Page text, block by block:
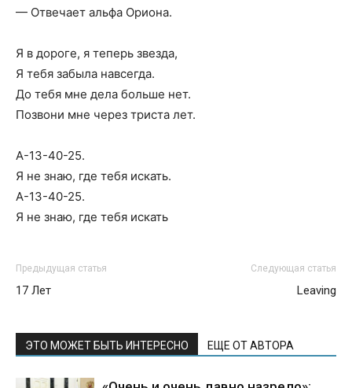
— Отвечает альфа Ориона.
Я в дороге, я теперь звезда,
Я тебя забыла навсегда.
До тебя мне дела больше нет.
Позвони мне через триста лет.
А-13-40-25.
Я не знаю, где тебя искать.
А-13-40-25.
Я не знаю, где тебя искать
Предыдущая статья
17 Лет
Следующая статья
Leaving
ЭТО МОЖЕТ БЫТЬ ИНТЕРЕСНО ЕЩЕ ОТ АВТОРА